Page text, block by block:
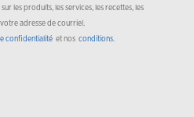
les produits, les services, les recettes, les
adresse de courriel.
confidentialité et nos conditions.